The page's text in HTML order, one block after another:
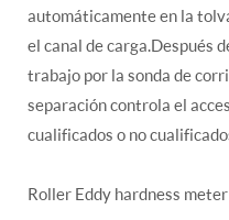
automáticamente en la
el canal de carga.Después
trabajo por la sonda de
separación controla el
cualificados o no
Roller Eddy hardness